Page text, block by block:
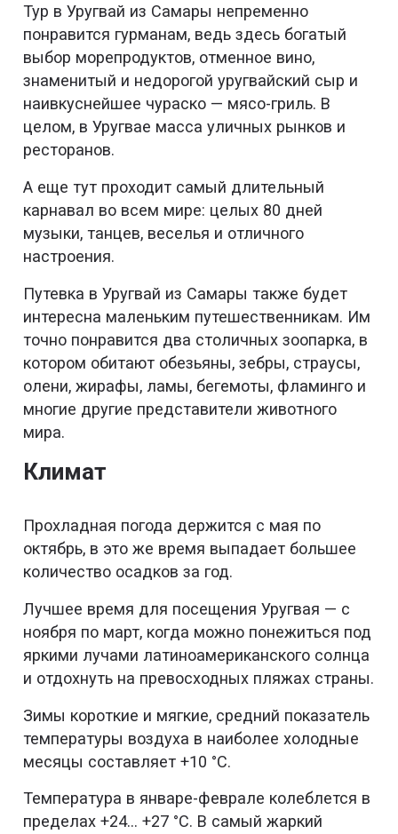
Тур в Уругвай из Самары непременно
понравится гурманам, ведь здесь богатый
выбор морепродуктов, отменное вино,
знаменитый и недорогой уругвайский сыр и
наивкуснейшее чураско — мясо-гриль. В
целом, в Уругвае масса уличных рынков и
ресторанов.
А еще тут проходит самый длительный
карнавал во всем мире: целых 80 дней
музыки, танцев, веселья и отличного
настроения.
Путевка в Уругвай из Самары также будет
интересна маленьким путешественникам. Им
точно понравится два столичных зоопарка, в
котором обитают обезьяны, зебры, страусы,
олени, жирафы, ламы, бегемоты, фламинго и
многие другие представители животного
мира.
Климат
Прохладная погода держится с мая по
октябрь, в это же время выпадает большее
количество осадков за год.
Лучшее время для посещения Уругвая — с
ноября по март, когда можно понежиться под
яркими лучами латиноамериканского солнца
и отдохнуть на превосходных пляжах страны.
Зимы короткие и мягкие, средний показатель
температуры воздуха в наиболее холодные
месяцы составляет +10 °C.
Температура в январе-феврале колеблется в
пределах +24... +27 °C. В самый жаркий